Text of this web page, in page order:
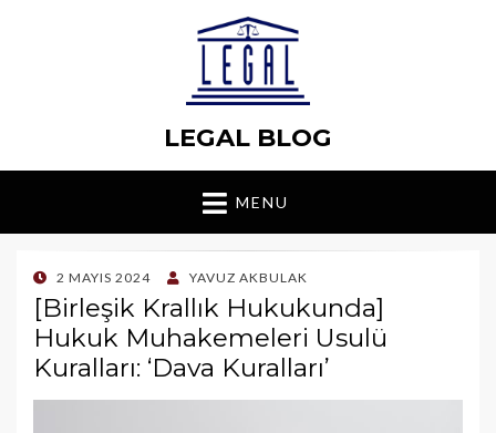
LEGAL BLOG
MENU
POSTED
ON
2 MAYIS 2024 YAVUZ AKBULAK
[Birleşik Krallık Hukukunda]
Hukuk Muhakemeleri Usulü
Kuralları: ‘Dava Kuralları’